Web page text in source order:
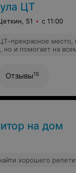
ЦТ
51 с 11:00
место,
но и помогает на
мне грустно
курсов Формулы от
условия
комната
за высокие
здесь я не испытала
приятные эмоции от
киновечеров
Отзывы15
на дом
хорошего